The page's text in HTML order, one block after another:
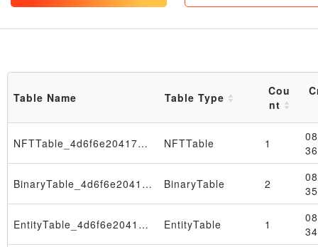
Table Name Table Type
Cou
nt
NFTTable_4d6f6e204175672020332030393a33333a3033205453542032303236 NFTTable 1
BinaryTable_4d6f6e204175672020332030393a33333a3033205453542032303236 BinaryTable 2
EntityTable_4d6f6e204175672020332030393a33333a3033205453542032303236 EntityTable 1